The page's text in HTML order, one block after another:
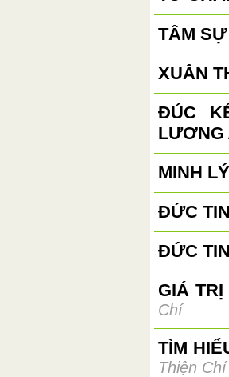
TÂM
XUÂN
ĐÚC
LƯƠNG
MINH
ĐỨC
ĐỨC
GIÁ
Chí
TÌM
Thiện Chí